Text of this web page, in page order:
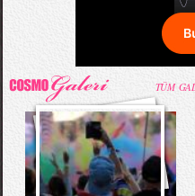
TÜM